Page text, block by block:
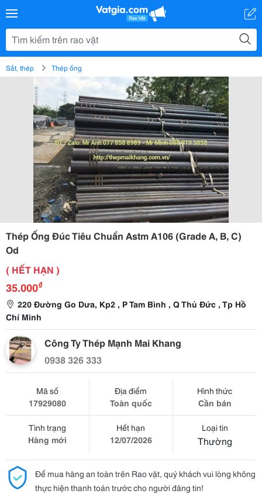
Sắt, thép Thép ống
Thép Ống Đúc Tiêu Chuẩn Astm A106 (Grade A, B, C)
Od
( HẾT HẠN )
35.000₫
220 Đường Go Dưa, Kp2 , P Tam Bình , Q Thủ Đức , Tp Hồ
Chí Minh
Công Ty Thép Mạnh Mai Khang
0938 326 333
Mã số
17929080
Địa điểm
Toàn quốc
Hình thức
Cần bán
Tình trạng
Hàng mới
Hết hạn
12/07/2026
Loại tin
Thường
Để mua hàng an toàn trên Rao vặt, quý khách vui lòng không
thực hiện thanh toán trước cho người đăng tin!